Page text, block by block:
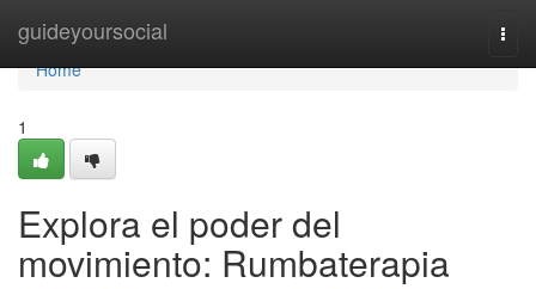
guideyoursocial
Home
Home
1
Explora el poder del
movimiento: Rumbaterapia